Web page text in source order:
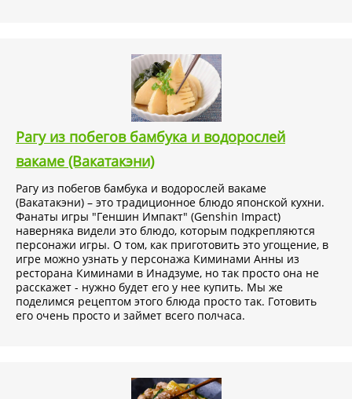
Рагу из побегов бамбука и водорослей
вакаме (Вакатакэни)
Рагу из побегов бамбука и водорослей вакаме
(Вакатакэни) – это традиционное блюдо японской кухни.
Фанаты игры "Геншин Импакт" (Genshin Impact)
наверняка видели это блюдо, которым подкрепляются
персонажи игры. О том, как приготовить это угощение, в
игре можно узнать у персонажа Киминами Анны из
ресторана Киминами в Инадзуме, но так просто она не
расскажет - нужно будет его у нее купить. Мы же
поделимся рецептом этого блюда просто так. Готовить
его очень просто и займет всего полчаса.